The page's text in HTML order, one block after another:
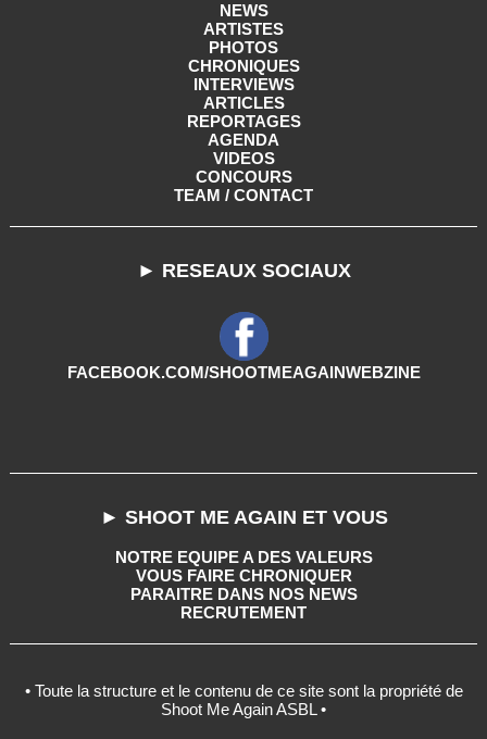
NEWS
ARTISTES
PHOTOS
CHRONIQUES
INTERVIEWS
ARTICLES
REPORTAGES
AGENDA
VIDEOS
CONCOURS
TEAM / CONTACT
► RESEAUX SOCIAUX
FACEBOOK.COM/SHOOTMEAGAINWEBZINE
► SHOOT ME AGAIN ET VOUS
NOTRE EQUIPE A DES VALEURS
VOUS FAIRE CHRONIQUER
PARAITRE DANS NOS NEWS
RECRUTEMENT
• Toute la structure et le contenu de ce site sont la propriété de
Shoot Me Again ASBL •